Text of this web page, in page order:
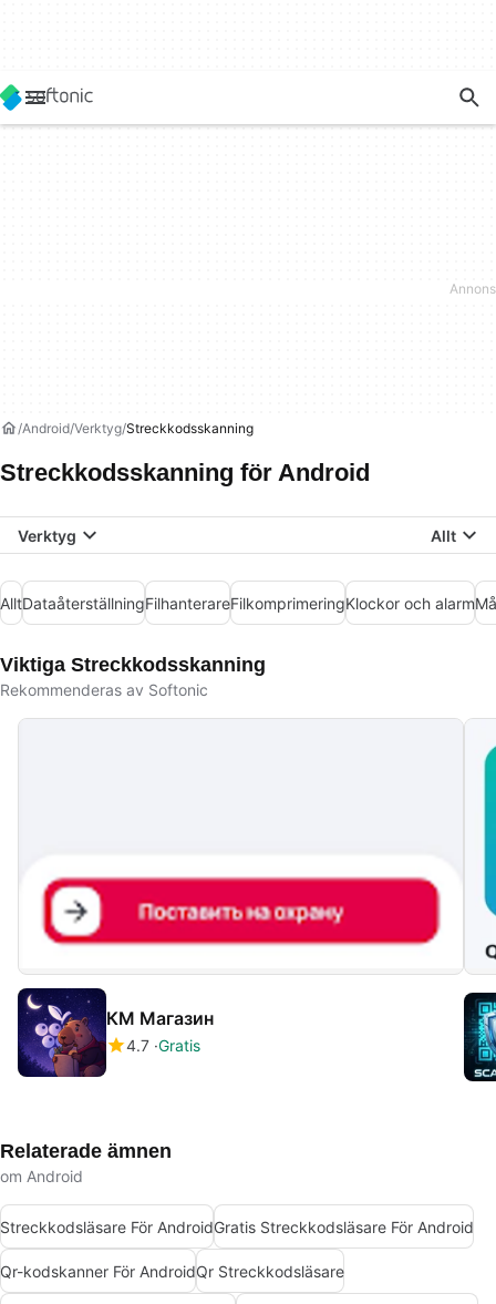
Android Verktyg Streckkodsskanning
Streckkodsskanning för Android
Verktyg Allt
AlltDataåterställningFilhanterareFilkomprimeringKlockor och alarm
Viktiga Streckkodsskanning
Rekommenderas av Softonic
КМ Магазин
4.7 Gratis
Relaterade ämnen
om Android
Streckkodsläsare För AndroidGratis Streckkodsläsare För Android
Qr-kodskanner För AndroidQr Streckkodsläsare